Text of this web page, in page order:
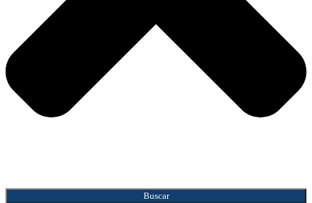
Buscar